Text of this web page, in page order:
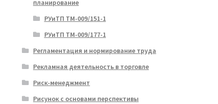
планирование
РУиТП ТМ-009/151-1
РУиТП ТМ-009/177-1
Регламентация и нормирование труда
Рекламная деятельность в торговле
Риск-менеджмент
Рисунок с основами перспективы